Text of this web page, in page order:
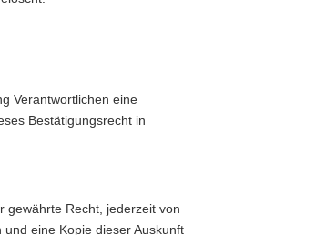
Verantwortlichen eine
Bestätigungsrecht in
gewährte Recht, jederzeit von
eine Kopie dieser Auskunft